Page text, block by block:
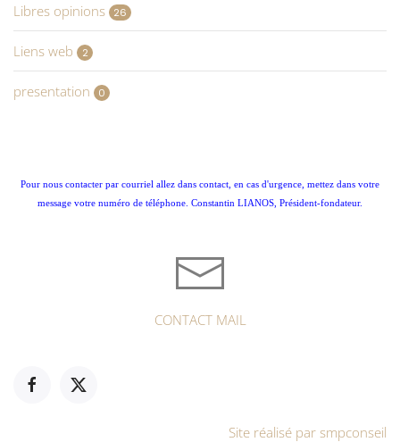
Libres opinions 26
Liens web 2
presentation 0
Pour nous contacter par courriel allez dans contact, en cas d'urgence, mettez dans votre
message votre numéro de téléphone. Constantin LIANOS, Président-fondateur.
CONTACT MAIL
Site réalisé par smpconseil